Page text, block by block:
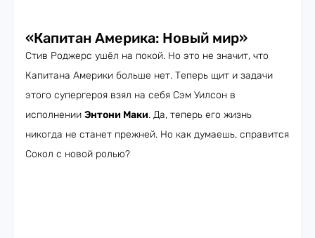
«Капитан Америка: Новый мир»
Стив Роджерс ушёл на покой. Но это не значит, что
Капитана Америки больше нет. Теперь щит и задачи
этого супергероя взял на себя Сэм Уилсон в
исполнении Энтони Маки. Да, теперь его жизнь
никогда не станет прежней. Но как думаешь, справится
Сокол с новой ролью?